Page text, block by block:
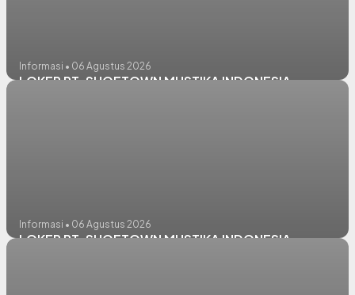
Informasi • 06 Agustus 2026
LOKER PT. SHOETOWN MUSTIKA INDONESIA
Informasi • 06 Agustus 2026
LOKER PT. SHOETOWN MUSTIKA INDONESIA